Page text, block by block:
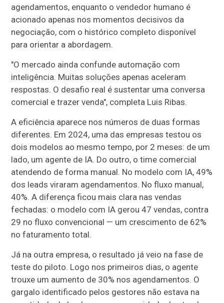
agendamentos, enquanto o vendedor humano é
acionado apenas nos momentos decisivos da
negociação, com o histórico completo disponível
para orientar a abordagem.
"O mercado ainda confunde automação com
inteligência. Muitas soluções apenas aceleram
respostas. O desafio real é sustentar uma conversa
comercial e trazer venda", completa Luis Ribas.
A eficiência aparece nos números de duas formas
diferentes. Em 2024, uma das empresas testou os
dois modelos ao mesmo tempo, por 2 meses: de um
lado, um agente de IA. Do outro, o time comercial
atendendo de forma manual. No modelo com IA, 49%
dos leads viraram agendamentos. No fluxo manual,
40%. A diferença ficou mais clara nas vendas
fechadas: o modelo com IA gerou 47 vendas, contra
29 no fluxo convencional — um crescimento de 62%
no faturamento total.
Já na outra empresa, o resultado já veio na fase de
teste do piloto. Logo nos primeiros dias, o agente
trouxe um aumento de 30% nos agendamentos. O
gargalo identificado pelos gestores não estava na